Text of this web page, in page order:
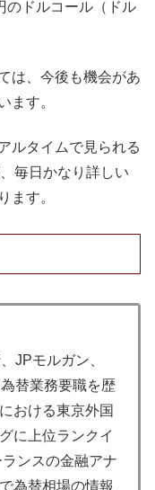
のドルコール（ドル
は、今後も機会があ
ます。
ルタイムで見られる
毎日かなり詳しい
ます。
JPモルガン、
替業務要職を歴
おける東京外国
に上位ランクイ
ンスの金融アナ
為替相場の情報